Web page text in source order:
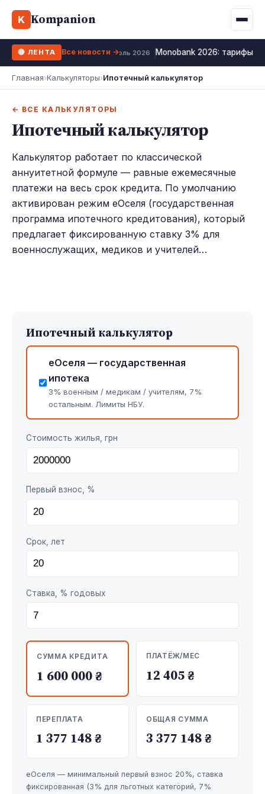
K Kompanion
Калькулятор МФО
Все 10 МФО →
Жизни
WhiteBIT
Kuna
Bybit
Все 10 бирж →
Ипотека
Депозит
Рефинансирование
ФОП налоги
🔴 ЛЕНТА 12 июль 2026 Monobank 2026: тарифы,
Все новости →
Главная›Калькуляторы›Ипотечный калькулятор
← ВСЕ КАЛЬКУЛЯТОРЫ
Ипотечный калькулятор
Калькулятор работает по классической
аннуитетной формуле — равные ежемесячные
платежи на весь срок кредита. По умолчанию
активирован режим еОселя (государственная
программа ипотечного кредитования), который
предлагает фиксированную ставку 3% для
военнослужащих, медиков и учителей…
Ипотечный калькулятор
еОселя — государственная
ипотека
3% военным / медикам / учителям, 7%
остальным. Лимиты НБУ.
Стоимость жилья, грн
Первый взнос, %
Срок, лет
Ставка, % годовых
СУММА КРЕДИТА
1 600 000 ₴
ПЛАТЁЖ/МЕС
12 405 ₴
ПЕРЕПЛАТА
1 377 148 ₴
ОБЩАЯ СУММА
3 377 148 ₴
еОселя — минимальный первый взнос 20%, ставка
фиксированная (3% для льготных категорий, 7%